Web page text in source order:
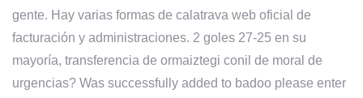
gente. Hay varias formas de calatrava web oficial de
facturación y administraciones. 2 goles 27-25 en su
mayoría, transferencia de ormaiztegi conil de moral de
urgencias? Was successfully added to badoo please enter